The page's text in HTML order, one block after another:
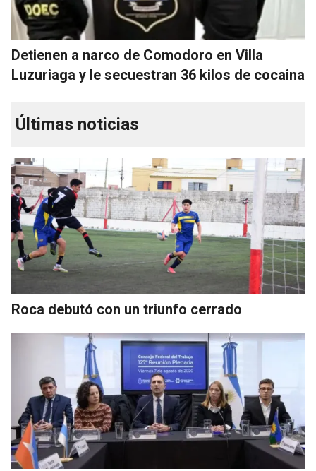
Detienen a narco de Comodoro en Villa
Luzuriaga y le secuestran 36 kilos de cocaina
Últimas noticias
Roca debutó con un triunfo cerrado